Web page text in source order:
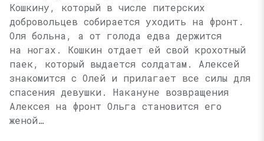
Кошкину, который в числе питерских
добровольцев собирается уходить на фронт.
Оля больна, а от голода едва держится
на ногах. Кошкин отдает ей свой крохотный
паек, который выдается солдатам. Алексей
знакомится с Олей и прилагает все силы для
спасения девушки. Накануне возвращения
Алексея на фронт Ольга становится его
женой…